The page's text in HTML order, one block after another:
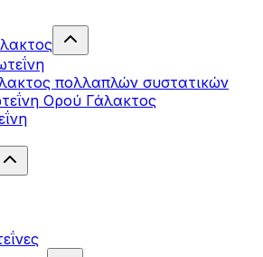
πολλαπλών συστατικών
Ορού Γάλακτος